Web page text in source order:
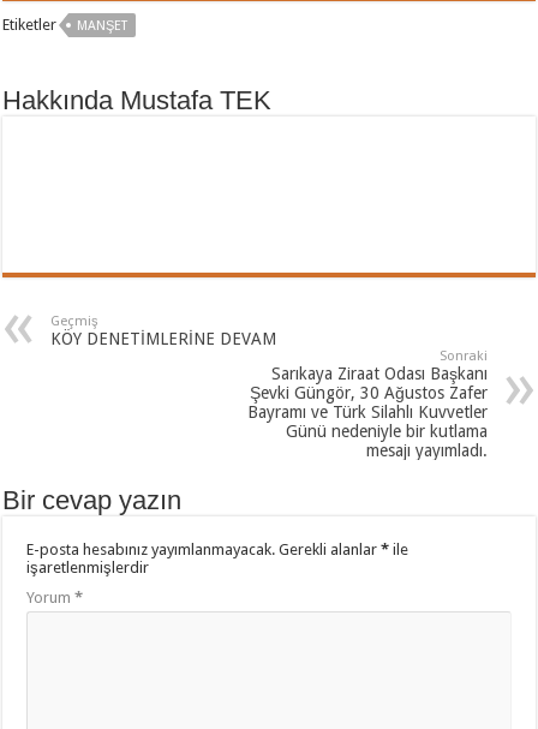
Etiketler MANŞET
Hakkında Mustafa TEK
Geçmiş
KÖY DENETİMLERİNE DEVAM
Sonraki
Sarıkaya Ziraat Odası Başkanı
Şevki Güngör, 30 Ağustos Zafer
Bayramı ve Türk Silahlı Kuvvetler
Günü nedeniyle bir kutlama
mesajı yayımladı.
Bir cevap yazın
E-posta hesabınız yayımlanmayacak. Gerekli alanlar* ile
işaretlenmişlerdir
Yorum*